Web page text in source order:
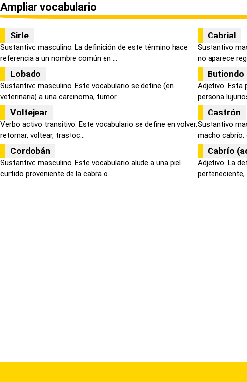
Ampliar vocabulario
Sirle
Sustantivo masculino. La definición de este término hace
referencia a un nombre común en ...
Cabrial
Sustantivo
no aparece
Lobado
Sustantivo masculino. Este vocabulario se define (en
veterinaria) a una carcinoma, tumor ...
Butiondo
Adjetivo. Esta
persona
Voltejear
Verbo activo transitivo. Este vocabulario se define en volver,
retornar, voltear, trastoc...
Castrón
Sustantivo
macho cabrío,
Cordobán
Sustantivo masculino. Este vocabulario alude a una piel
curtido proveniente de la cabra o...
Cabrío
Adjetivo. La
perteneciente,